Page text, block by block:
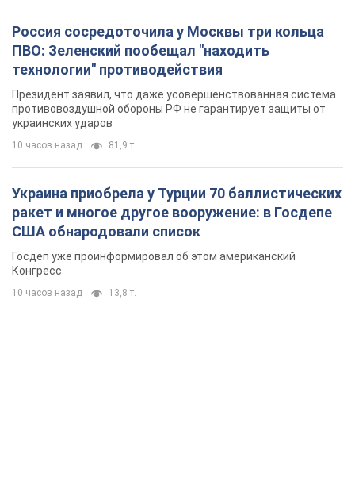
Россия сосредоточила у Москвы три кольца
ПВО: Зеленский пообещал "находить
технологии" противодействия
Президент заявил, что даже усовершенствованная система
противовоздушной обороны РФ не гарантирует защиты от
украинских ударов
10 часов назад 81,9 т.
Украина приобрела у Турции 70 баллистических
ракет и многое другое вооружение: в Госдепе
США обнародовали список
Госдеп уже проинформировал об этом американский
Конгресс
10 часов назад 13,8 т.